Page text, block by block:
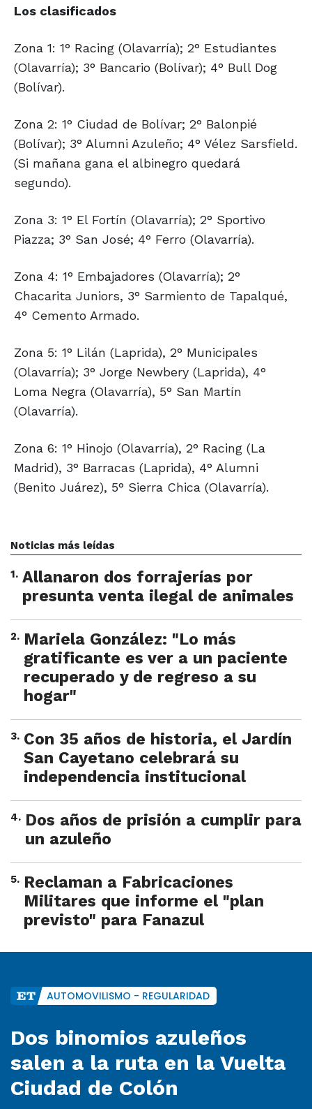
Los clasificados
Zona 1: 1° Racing (Olavarría); 2° Estudiantes
(Olavarría); 3° Bancario (Bolívar); 4° Bull Dog
(Bolívar).
Zona 2: 1° Ciudad de Bolívar; 2° Balonpié
(Bolívar); 3° Alumni Azuleño; 4° Vélez Sarsfield.
(Si mañana gana el albinegro quedará
segundo).
Zona 3: 1° El Fortín (Olavarría); 2° Sportivo
Piazza; 3° San José; 4° Ferro (Olavarría).
Zona 4: 1° Embajadores (Olavarría); 2°
Chacarita Juniors, 3° Sarmiento de Tapalqué,
4° Cemento Armado.
Zona 5: 1° Lilán (Laprida), 2° Municipales
(Olavarría); 3° Jorge Newbery (Laprida), 4°
Loma Negra (Olavarría), 5° San Martín
(Olavarría).
Zona 6: 1° Hinojo (Olavarría), 2° Racing (La
Madrid), 3° Barracas (Laprida), 4° Alumni
(Benito Juárez), 5° Sierra Chica (Olavarría).
Noticias más leídas
1. Allanaron dos forrajerías por
presunta venta ilegal de animales
2. Mariela González: "Lo más
gratificante es ver a un paciente
recuperado y de regreso a su
hogar"
3. Con 35 años de historia, el Jardín
San Cayetano celebrará su
independencia institucional
4. Dos años de prisión a cumplir para
un azuleño
5. Reclaman a Fabricaciones
Militares que informe el "plan
previsto" para Fanazul
AUTOMOVILISMO - REGULARIDAD
Dos binomios azuleños
salen a la ruta en la Vuelta
Ciudad de Colón